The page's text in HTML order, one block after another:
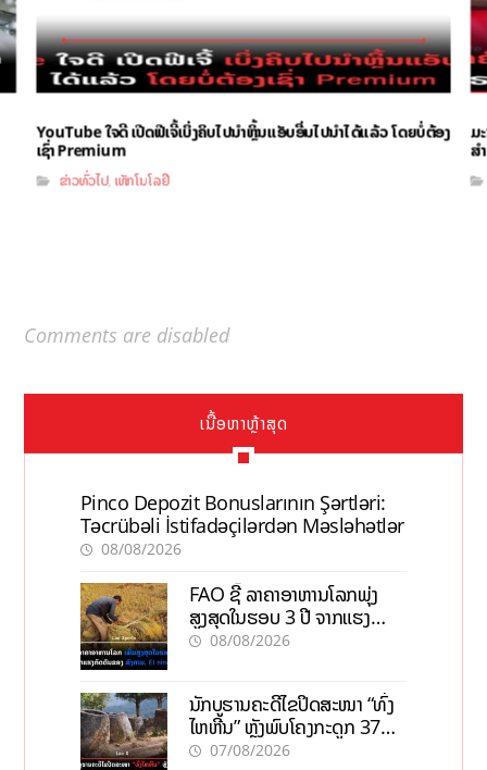
YouTube ໃຈດີ ເປີດຟີເຈີ້ເບິ່ງຄິບໄປນຳຫຼິ້ນແອັບອື່ນໄປນຳໄດ້ແລ້ວ ໂດຍບໍ່ຕ້ອງ
ເຊົ່າ Premium
ຂ່າວທົ່ວໄປ, ເທັກໂນໂລຢີ
ມ
ສ
Comments are disabled
ເນື້ອຫາຫຼ້າສຸດ
Pinco Depozit Bonuslarının Şərtləri:
Təcrübəli İstifadəçilərdən Məsləhətlər
08/08/2026
FAO ຊີ້ ລາຄາອາຫານໂລກພຸ່ງ
ສູງສຸດໃນຮອບ 3 ປີ ຈາກແຮງ
ກົດດັນຂອງສົງຄາມ, El nino
08/08/2026
ນັກບູຮານຄະດີໄຂປິດສະໜາ “ທົ່ງ
ໄຫຫີນ” ຫຼັງພົບໂຄງກະດູກ 37
ຄົນໃນຫີນຍັກ
07/08/2026